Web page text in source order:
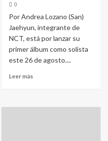
0
Por Andrea Lozano (San)
Jaehyun, integrante de
NCT, está por lanzar su
primer álbum como solista
este 26 de agosto....
Leer más